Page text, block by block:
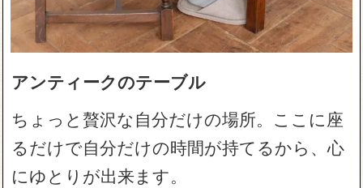
アンティークのテーブル
ちょっと贅沢な自分だけの場所。ここに座
るだけで自分だけの時間が持てるから、心
にゆとりが出来ます。